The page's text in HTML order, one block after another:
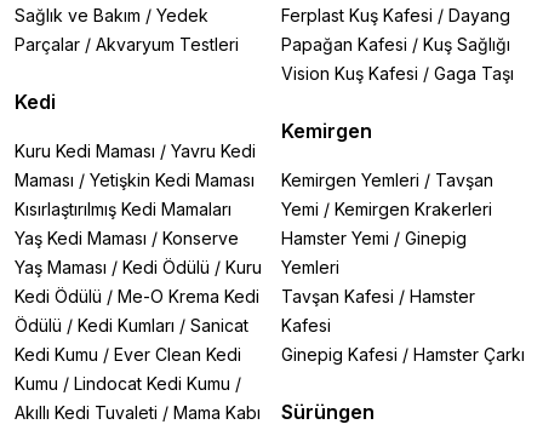
Sağlık ve Bakım / Yedek
Parçalar / Akvaryum Testleri
Kedi
Kuru Kedi Maması / Yavru Kedi
Maması / Yetişkin Kedi Maması
Kısırlaştırılmış Kedi Mamaları
Yaş Kedi Maması / Konserve
Yaş Maması / Kedi Ödülü / Kuru
Kedi Ödülü / Me-O Krema Kedi
Ödülü / Kedi Kumları / Sanicat
Kedi Kumu / Ever Clean Kedi
Kumu / Lindocat Kedi Kumu /
Akıllı Kedi Tuvaleti / Mama Kabı
Ferplast Kuş Kafesi / Dayang
Papağan Kafesi / Kuş Sağlığı
Vision Kuş Kafesi / Gaga Taşı
Kemirgen
Kemirgen Yemleri / Tavşan
Yemi / Kemirgen Krakerleri
Hamster Yemi / Ginepig
Yemleri
Tavşan Kafesi / Hamster
Kafesi
Ginepig Kafesi / Hamster Çarkı
Sürüngen